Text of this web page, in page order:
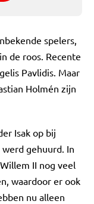
spelers,
de roos. Recente
Pavlidis. Maar
Holmén zijn
Isak op bij
gehuurd. In
II nog veel
waardoor er ook
nu alleen